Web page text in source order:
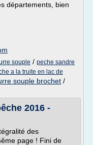
départements, bien
souple / peche sandre
a la truite en lac de
souple brochet /
2016 -
des
page ! Fini de